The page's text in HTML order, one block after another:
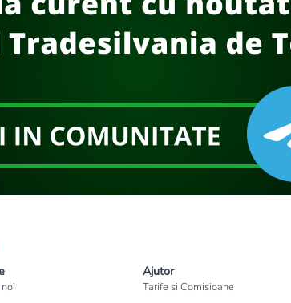
Ajutor
Tarife si Comisioane